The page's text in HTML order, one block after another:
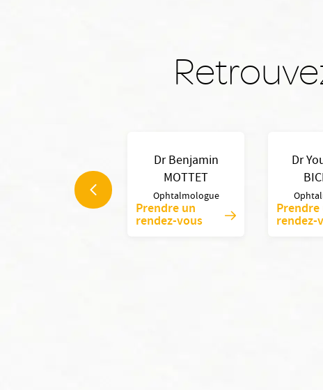
Dr Benjamin
MOTTET
Ophtalmologue
Prendre un
rendez-vous
Dr
Prendre
rendez-
Ophtalmologue